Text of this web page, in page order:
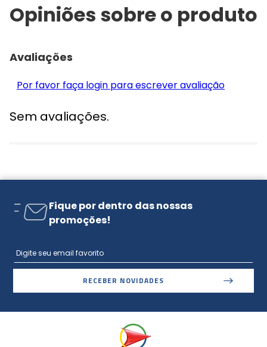
Opiniões sobre o produto
Avaliações
Por favor faça login para escrever avaliação
Sem avaliações.
Fique por dentro das nossas
promoções!
RECEBER NOVIDADES